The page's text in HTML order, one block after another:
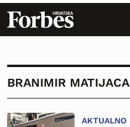
BRANIMIR MATIJACA
AKTUALNO